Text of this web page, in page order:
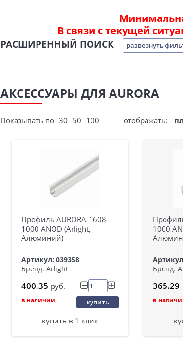
В связи с текущей
РАСШИРЕННЫЙ ПОИСК развернуть
АКСЕССУАРЫ ДЛЯ AURORA
Показывать по 30 50 100 отображать:
Профиль AURORA-1608-
1000 ANOD (Arlight,
Алюминий)
Артикул: 039358
Бренд: Arlight
400.35 руб.
в наличии купить
купить в 1 клик
1000
Бренд:
365.29
в